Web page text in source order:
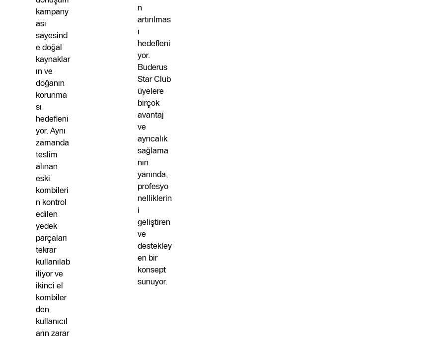
kampany
ası
sayesind
e doğal
kaynaklar
ın ve
doğanın
korunma
sı
hedefleni
yor. Aynı
zamanda
teslim
alınan
eski
kombileri
n kontrol
edilen
yedek
parçaları
tekrar
kullanılab
iliyor ve
ikinci el
kombiler
den
kullanıcıl
arın zarar
n
artırılmas
ı
hedefleni
yor.
Buderus
Star Club
üyelere
birçok
avantaj
ve
ayrıcalık
sağlama
nın
yanında,
profesyo
nelliklerin
i
geliştiren
ve
destekley
en bir
konsept
sunuyor.